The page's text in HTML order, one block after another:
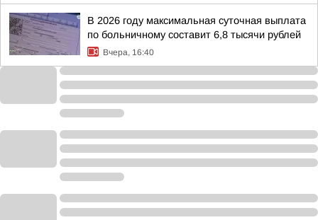
В 2026 году максимальная суточная выплата
по больничному составит 6,8 тысячи рублей
Вчера, 16:40